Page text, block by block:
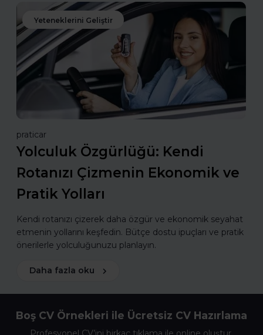
Yeteneklerini Geliştir
praticar
Yolculuk Özgürlüğü: Kendi
Rotanızı Çizmenin Ekonomik ve
Pratik Yolları
Kendi rotanızı çizerek daha özgür ve ekonomik seyahat
etmenin yollarını keşfedin. Bütçe dostu ipuçları ve pratik
önerilerle yolculuğunuzu planlayın.
Daha fazla oku
Boş CV Örnekleri ile Ücretsiz CV Hazırlama